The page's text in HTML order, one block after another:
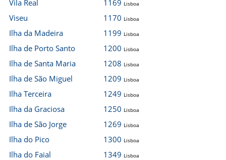
Vila Real
Viseu
Ilha da Madeira
Ilha de Porto Santo
Ilha de Santa Maria
Ilha de São Miguel
Ilha Terceira
Ilha da Graciosa
Ilha de São Jorge
Ilha do Pico
Ilha do Faial
1169 Lisboa
1170 Lisboa
1199 Lisboa
1200 Lisboa
1208 Lisboa
1209 Lisboa
1249 Lisboa
1250 Lisboa
1269 Lisboa
1300 Lisboa
1349 Lisboa